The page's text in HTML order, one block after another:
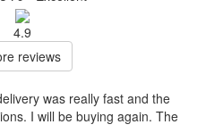
4.9
reviews
was really fast and the
I will be buying again. The